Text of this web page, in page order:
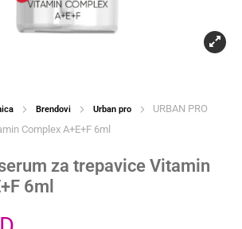
Brendovi Urban pro
URBAN PRO
Complex A+E+F 6ml
za trepavice Vitamin
6ml